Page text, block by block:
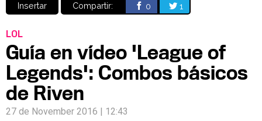
Insertar Compartir: 0 1
LOL
Guía en vídeo 'League of
Legends': Combos básicos
de Riven
27 de November 2016 | 12:43